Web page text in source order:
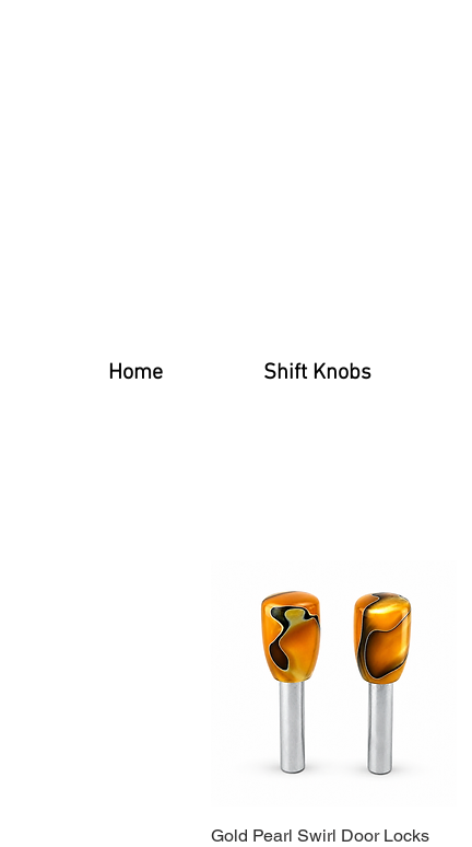
Home Shift Knobs
Vista rápida
Gold Pearl Swirl Door Locks